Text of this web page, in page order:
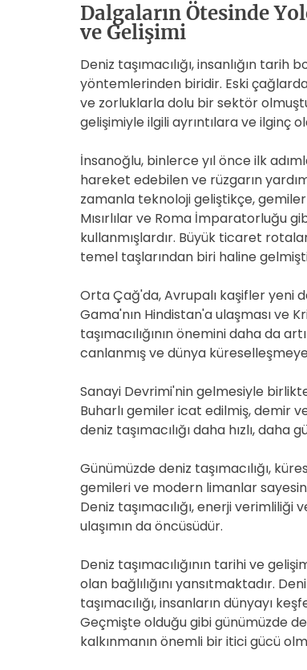
Dalgaların Ötesinde
ve Gelişimi
Deniz taşımacılığı, insanlığın
yöntemlerinden biridir. Eski
ve zorluklarla dolu bir sektör
gelişimiyle ilgili ayrıntılara ve ilginç
İnsanoğlu, binlerce yıl önce ilk
hareket edebilen ve rüzgarın
zamanla teknoloji geliştikçe,
Mısırlılar ve Roma İmparatorluğu
kullanmışlardır. Büyük ticaret
temel taşlarından biri haline
Orta Çağ'da, Avrupalı kaşifler yeni
Gama'nın Hindistan'a ulaşması ve
taşımacılığının önemini daha da
canlanmış ve dünya
Sanayi Devrimi'nin gelmesiyle
Buharlı gemiler icat edilmiş, demir
deniz taşımacılığı daha hızlı,
Günümüzde deniz taşımacılığı,
gemileri ve modern limanlar
Deniz taşımacılığı, enerji
ulaşımın da öncüsüdür.
Deniz taşımacılığının tarihi ve
olan bağlılığını yansıtmaktadır.
taşımacılığı, insanların dünyayı
Geçmişte olduğu gibi günümüzde
kalkınmanın önemli bir itici gücü